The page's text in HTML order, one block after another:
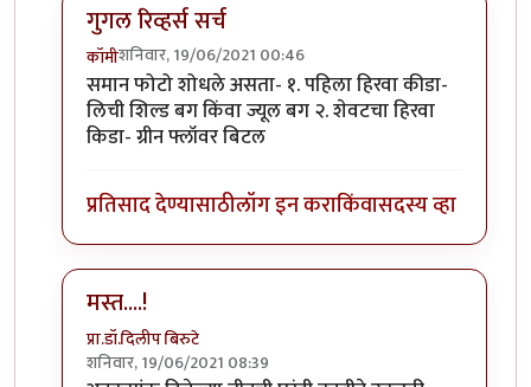
गुगल रिव्हर्स सर्च
कॉमीशनिवार, 19/06/2021 00:46
In reply toमाझ्या कॅमेऱ्यातले काही किडे.byकॉमी
समान फोटो शोधले असता- १. पहिला हिरवा कीडा-
लिची शिल्ड बग किंवा ज्यूल बग २. शेवटचा हिरवा
किडा- ग्रीन फ्लॉवर बिटल
प्रतिसाद देण्यासाठीलॉग इन कराकिंवासदस्य व्हा
मस्त....!
प्रा.डॉ.दिलीप बिरुटे
शनिवार, 19/06/2021 08:39